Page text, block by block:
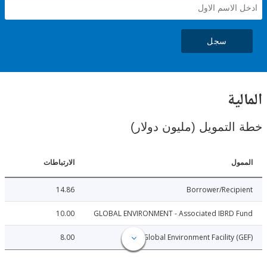
(مليون دولار)
الارتباطات
Borrower/
GLOBAL ENVIRONMENT - Associated IBRD
10.00
Global Environment Facility